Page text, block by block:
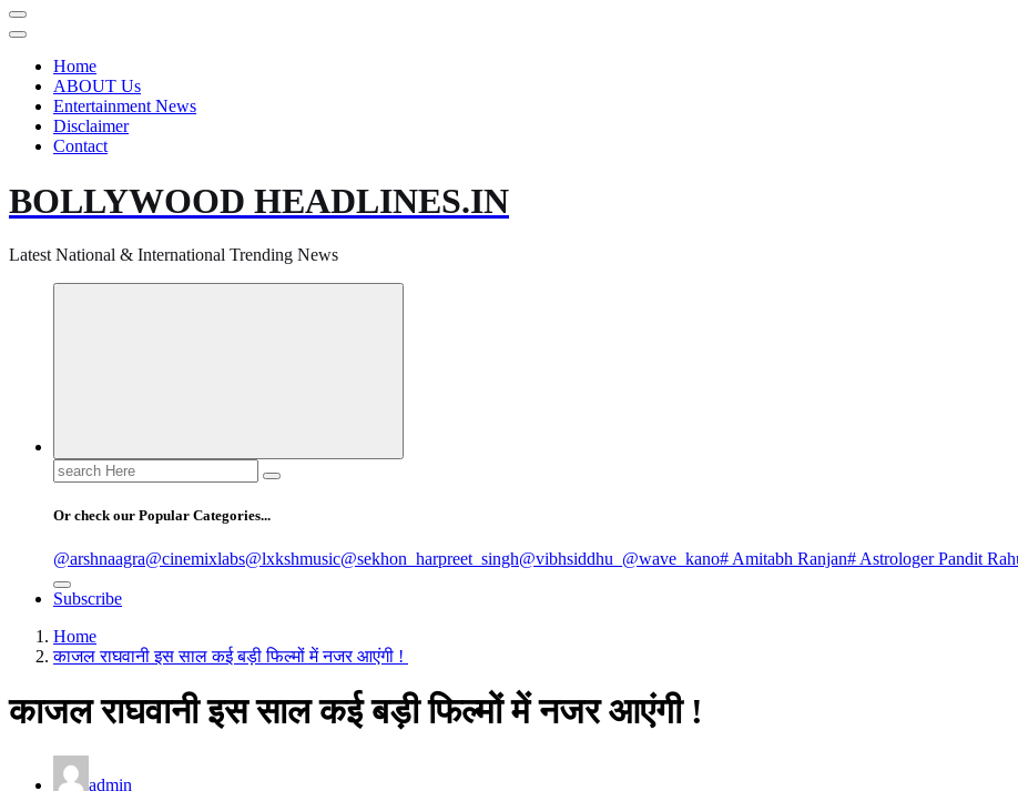
Home
ABOUT Us
Entertainment News
Disclaimer
Contact
BOLLYWOOD HEADLINES.IN
Latest National & International Trending News
Search
for:
Or check our Popular Categories...
@arshnaagra@cinemixlabs@lxkshmusic@sekhon_harpreet_singh@vibhsiddhu_ @wave_kano# Amitabh Ranjan# Astrologer Pandit
Subscribe
Home
काजल राघवानी इस साल कई बड़ी फिल्मों में नजर आएंगी !
काजल राघवानी इस साल कई बड़ी फिल्मों में नजर आएंगी !
admin